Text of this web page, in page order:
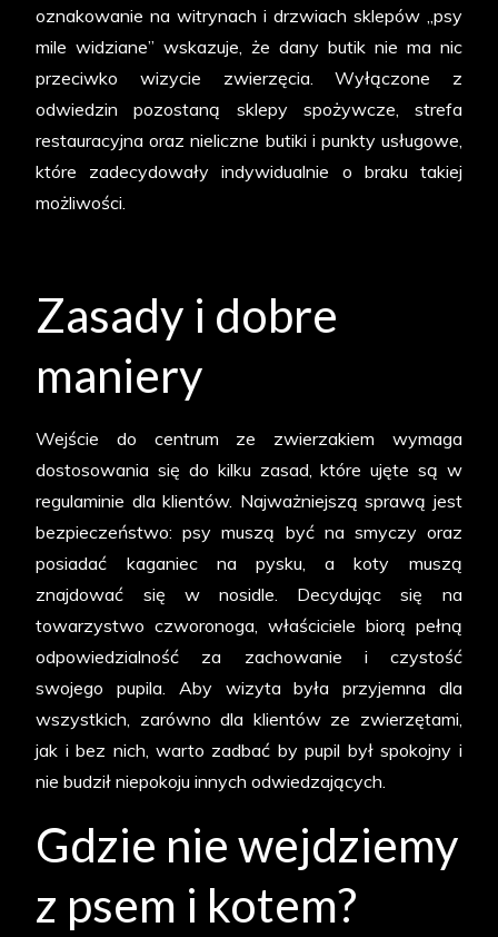
zrobisz
zakupy
w
CH
Osowa
oznakowanie na witrynach i drzwiach sklepów „psy
mile widziane” wskazuje, że dany butik nie ma nic
przeciwko wizycie zwierzęcia. Wyłączone z
odwiedzin pozostaną sklepy spożywcze, strefa
restauracyjna oraz nieliczne butiki i punkty usługowe,
które zadecydowały indywidualnie o braku takiej
możliwości.
Zasady i dobre
maniery
Wejście do centrum ze zwierzakiem wymaga
dostosowania się do kilku zasad, które ujęte są w
regulaminie dla klientów. Najważniejszą sprawą jest
bezpieczeństwo: psy muszą być na smyczy oraz
posiadać kaganiec na pysku, a koty muszą
znajdować się w nosidle. Decydując się na
towarzystwo czworonoga, właściciele biorą pełną
odpowiedzialność za zachowanie i czystość
swojego pupila. Aby wizyta była przyjemna dla
wszystkich, zarówno dla klientów ze zwierzętami,
jak i bez nich, warto zadbać by pupil był spokojny i
nie budził niepokoju innych odwiedzających.
Gdzie nie wejdziemy
z psem i kotem?